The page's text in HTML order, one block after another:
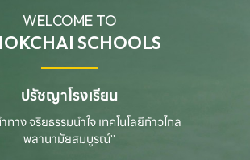
WELCOME TO
SCHOOLS
ปรัชญาโรงเรียน
ทาง จริยธรรมนำใจ เทคโนโลยีก้าวไกล
พลานามัยสมบูรณ์”